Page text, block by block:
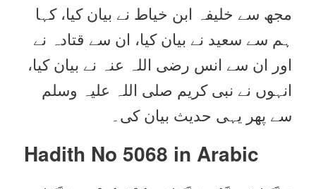
مجھ سے خلیفہ ابن خیاط نے بیان کیا، کہا
ہم سے سعید نے بیان کیا، ان سے قتادہ نے
اور ان سے انس رضی اللہ عنہ نے بیان کیا،
انہوں نے نبی کریم صلی اللہ علیہ وسلم
سے پھر یہی حدیث بیان کی۔
Hadith No 5068 in Arabic